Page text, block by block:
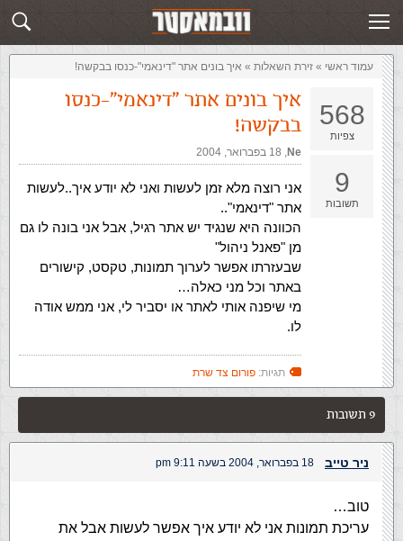
שלח תשובה זירת השאלות
עמוד ראשי » ‏זירת השאלות‏ » איך בונים אתר "דינאמי"-כנסו בבקשה!
568
צפיות
9
תשובות
איך בונים אתר "דינאמי"-כנסו
בבקשה!
Ne
,‏ 18 בפברואר, 2004
אני רוצה מלא זמן לעשות ואני לא יודע איך..לעשות
אתר "דינאמי"..
הכוונה היא שנגיד יש אתר רגיל, אבל אני בונה לו גם
מן "פאנל ניהול"
שבעזרתו אפשר לערוך תמונות, טקסט, קישורים
באתר וכל מני כאלה…
מי שיפנה אותי לאתר או יסביר לי, אני ממש אודה
לו.
תגיות: פורום צד שרת
9 תשובות
ניר טייב 18 בפברואר, 2004 בשעה 9:11 pm
טוב…
עריכת תמונות אני לא יודע איך אפשר לעשות אבל את